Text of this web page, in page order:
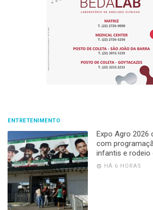
ENTRETENIMENTO
Expo Agro 2026
com
infantis e rodeio
HÁ 6 HORAS